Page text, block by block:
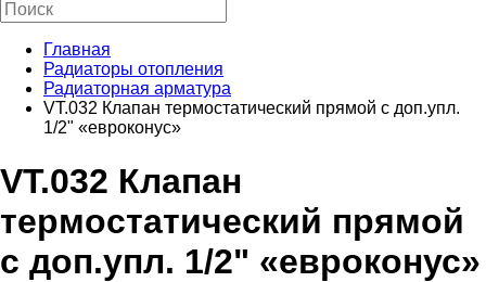
Главная
Радиаторы отопления
Радиаторная арматура
VT.032 Клапан термостатический прямой с доп.упл.
1/2" «евроконус»
VT.032 Клапан
термостатический прямой
с доп.упл. 1/2" «евроконус»